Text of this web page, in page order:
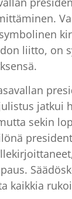
liitto, on
jatkui
sekin
kaikkia